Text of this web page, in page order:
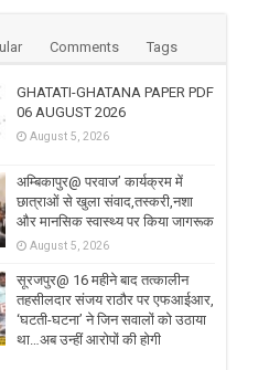
Comments Tags
GHATATI-GHATANA PAPER PDF
06 AUGUST 2026
August 5, 2026
अम्बिकापुर@ परवाज’ कार्यक्रम में
छात्राओं से खुला संवाद,तस्करी,नशा
और मानसिक स्वास्थ्य पर किया जागरूक
August 5, 2026
सूरजपुर@ 16 महीने बाद तत्कालीन
तहसीलदार संजय राठौर पर एफआईआर,
‘घटती-घटना’ ने जिन सवालों को उठाया
था…अब उन्हीं आरोपों की होगी